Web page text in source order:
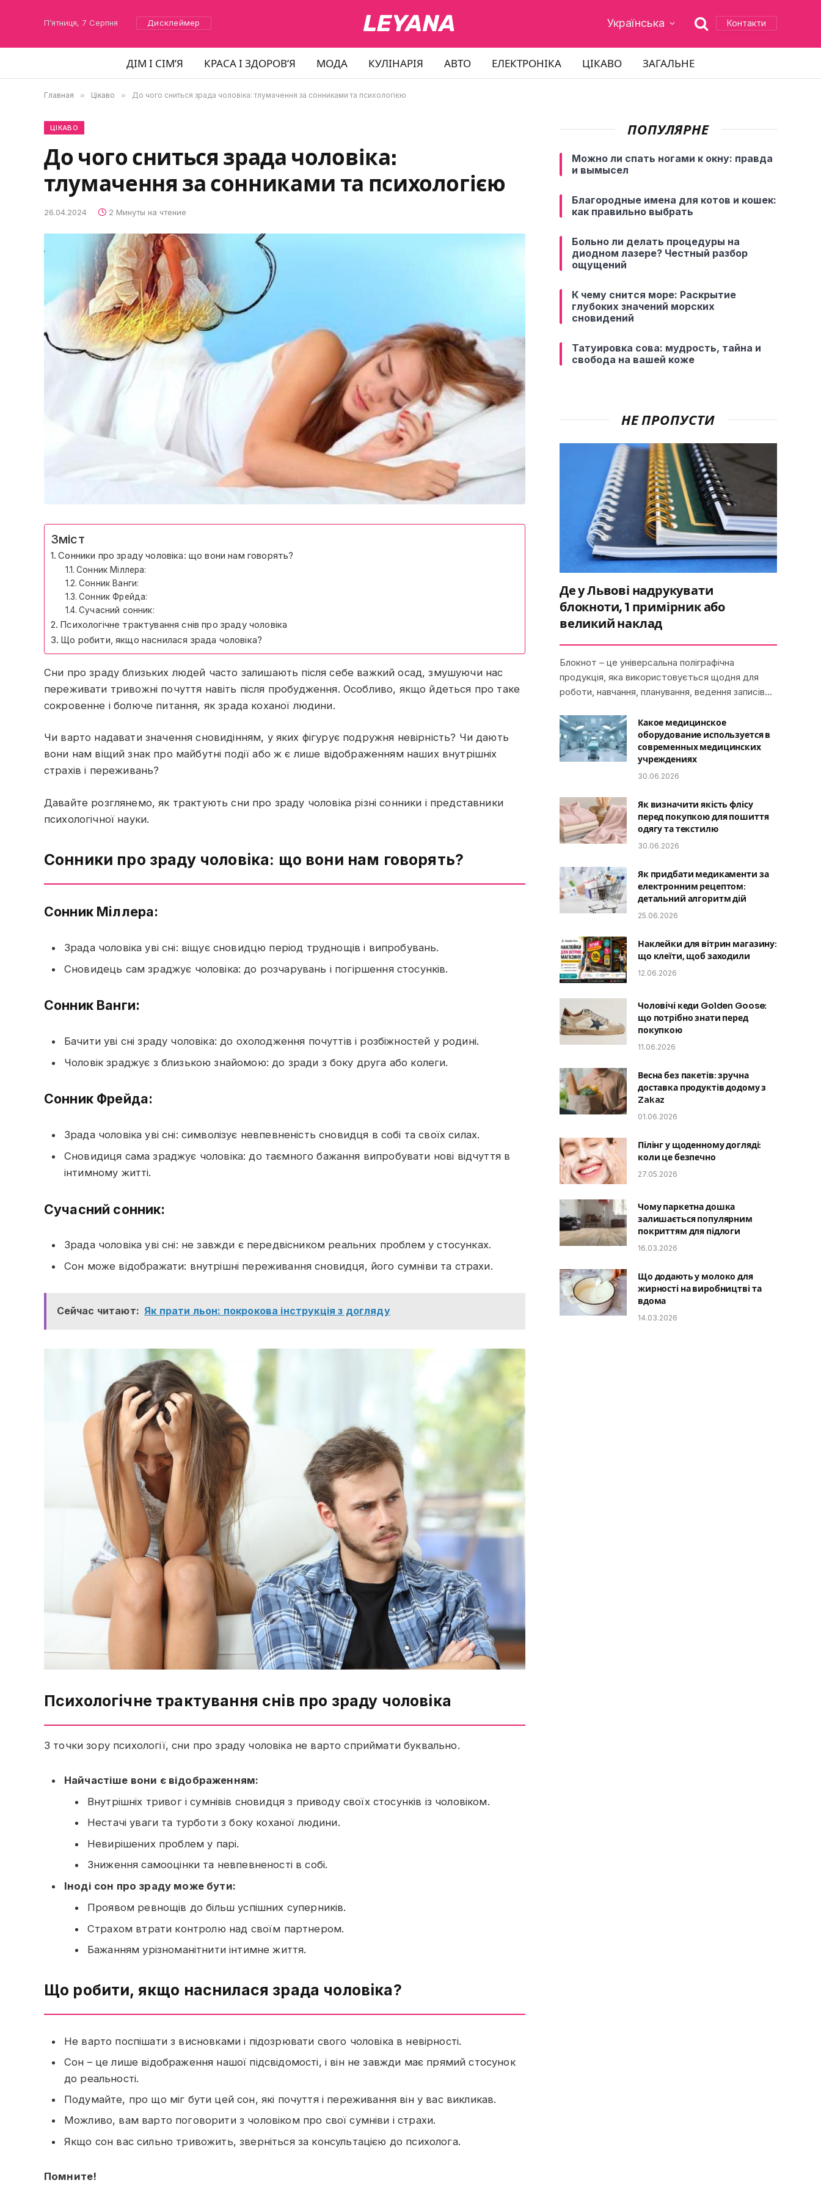
П’ятниця, 7 Серпня Дисклеймер Українська Контакти
ДІМ І СІМ’Я КРАСА І ЗДОРОВ’Я МОДА КУЛІНАРІЯ АВТО ЕЛЕКТРОНІКА ЦІКАВО ЗАГАЛЬНЕ
Главная » Цікаво » До чого сниться зрада чоловіка: тлумачення за сонниками та психологією
ЦІКАВО
До чого сниться зрада чоловіка:
тлумачення за сонниками та психологією
26.04.2024 2 Минуты на чтение
Зміст
Сонники про зраду чоловіка: що вони нам говорять?
Сонник Міллера:
Сонник Ванги:
Сонник Фрейда:
Сучасний сонник:
Психологічне трактування снів про зраду чоловіка
Що робити, якщо наснилася зрада чоловіка?
Сни про зраду близьких людей часто залишають після себе важкий осад, змушуючи нас
переживати тривожні почуття навіть після пробудження. Особливо, якщо йдеться про таке
сокровенне і болюче питання, як зрада коханої людини.
Чи варто надавати значення сновидінням, у яких фігурує подружня невірність? Чи дають
вони нам віщий знак про майбутні події або ж є лише відображенням наших внутрішніх
страхів і переживань?
Давайте розглянемо, як трактують сни про зраду чоловіка різні сонники і представники
психологічної науки.
Сонники про зраду чоловіка: що вони нам говорять?
Сонник Міллера:
Зрада чоловіка уві сні: віщує сновидцю період труднощів і випробувань.
Сновидець сам зраджує чоловіка: до розчарувань і погіршення стосунків.
Сонник Ванги:
Бачити уві сні зраду чоловіка: до охолодження почуттів і розбіжностей у родині.
Чоловік зраджує з близькою знайомою: до зради з боку друга або колеги.
Сонник Фрейда:
Зрада чоловіка уві сні: символізує невпевненість сновидця в собі та своїх силах.
Сновидиця сама зраджує чоловіка: до таємного бажання випробувати нові відчуття в
інтимному житті.
Сучасний сонник:
Зрада чоловіка уві сні: не завжди є передвісником реальних проблем у стосунках.
Сон може відображати: внутрішні переживання сновидця, його сумніви та страхи.
Сейчас читают: Як прати льон: покрокова інструкція з догляду
Психологічне трактування снів про зраду чоловіка
З точки зору психології, сни про зраду чоловіка не варто сприймати буквально.
Найчастіше вони є відображенням:
Внутрішніх тривог і сумнівів сновидця з приводу своїх стосунків із чоловіком.
Нестачі уваги та турботи з боку коханої людини.
Невирішених проблем у парі.
Зниження самооцінки та невпевненості в собі.
Іноді сон про зраду може бути:
Проявом ревнощів до більш успішних суперників.
Страхом втрати контролю над своїм партнером.
Бажанням урізноманітнити інтимне життя.
Що робити, якщо наснилася зрада чоловіка?
Не варто поспішати з висновками і підозрювати свого чоловіка в невірності.
Сон – це лише відображення нашої підсвідомості, і він не завжди має прямий стосунок
до реальності.
Подумайте, про що міг бути цей сон, які почуття і переживання він у вас викликав.
Можливо, вам варто поговорити з чоловіком про свої сумніви і страхи.
Якщо сон вас сильно тривожить, зверніться за консультацією до психолога.
Помните!
ПОПУЛЯРНЕ
Можно ли спать ногами к окну: правда
и вымысел
Благородные имена для котов и кошек:
как правильно выбрать
Больно ли делать процедуры на
диодном лазере? Честный разбор
ощущений
К чему снится море: Раскрытие
глубоких значений морских
сновидений
Татуировка сова: мудрость, тайна и
свобода на вашей коже
НЕ ПРОПУСТИ
Де у Львові надрукувати
блокноти, 1 примірник або
великий наклад
Блокнот – це універсальна поліграфічна
продукція, яка використовується щодня для
роботи, навчання, планування, ведення записів…
Какое медицинское
оборудование используется в
современных медицинских
учреждениях
30.06.2026
Як визначити якість флісу
перед покупкою для пошиття
одягу та текстилю
30.06.2026
Як придбати медикаменти за
електронним рецептом:
детальний алгоритм дій
25.06.2026
Наклейки для вітрин магазину:
що клеїти, щоб заходили
12.06.2026
Чоловічі кеди Golden Goose:
що потрібно знати перед
покупкою
11.06.2026
Весна без пакетів: зручна
доставка продуктів додому з
Zakaz
01.06.2026
Пілінг у щоденному догляді:
коли це безпечно
27.05.2026
Чому паркетна дошка
залишається популярним
покриттям для підлоги
16.03.2026
Що додають у молоко для
жирності на виробництві та
вдома
14.03.2026